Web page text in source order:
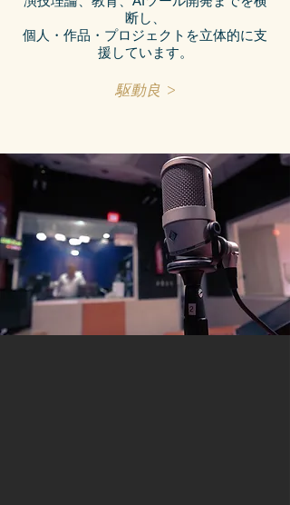
断し、
個人・作品・プロジェクトを立体的に支
援しています。
駆動良 >